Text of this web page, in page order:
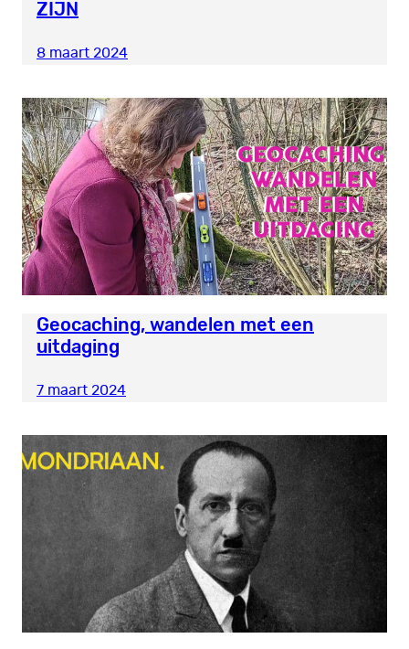
ZIJN
8 maart 2024
Geocaching, wandelen met een
uitdaging
7 maart 2024